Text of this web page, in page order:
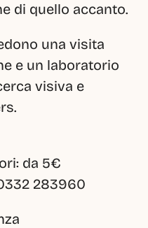
di quello accanto.
una visita
e un laboratorio
visiva e
da 5€
283960